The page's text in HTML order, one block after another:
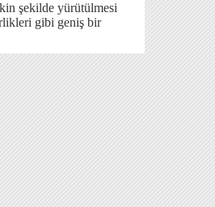
şekilde yürütülmesi
gibi geniş bir